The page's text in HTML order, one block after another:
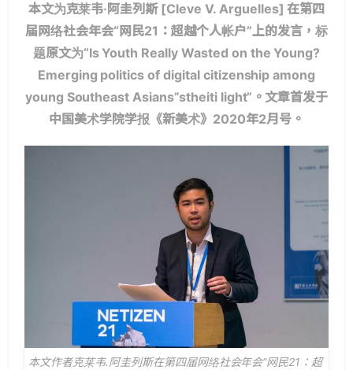
本文为克莱韦·阿圭列斯 [Cleve V. Arguelles] 在第四
届网络社会年会“网民21：超越个人帐户”上的发言，标
题原文为“Is Youth Really Wasted on the Young?
Emerging politics of digital citizenship among
young Southeast Asians”stheiti light”。文章首发于
中国美术学院学报《新美术》2020年2月号。
本文作者克莱韦.阿圭列斯在第四届网络社会年会“网民21：超